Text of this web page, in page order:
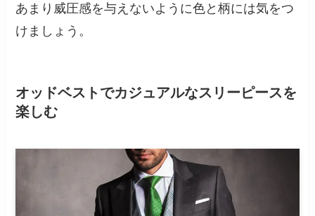
あまり威圧感を与えないように色と柄には気をつ
けましょう。
オッドベストでカジュアルなスリーピースを
楽しむ